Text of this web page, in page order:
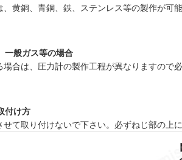
、黄銅、青銅、鉄、ステンレス等の製作が
一般ガス等の場合
場合は、圧力計の製作工程が異なりますの
付け方
せて取り付けないで下さい。必ずねじ部の